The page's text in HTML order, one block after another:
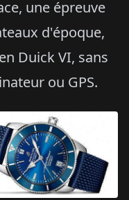
une épreuve
d'époque,
Duick VI, sans
ou GPS.